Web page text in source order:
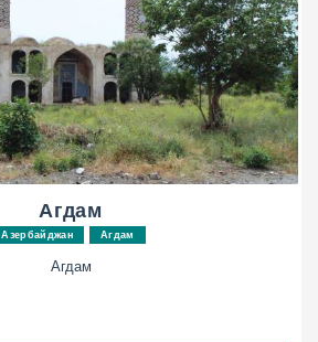
Агдам
Азербайджан Агдам
Агдам